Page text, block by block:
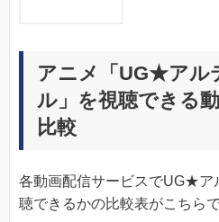
アニメ「UG★アル
ル」を視聴できる
比較
各動画配信サービスでUG★ア
聴できるかの比較表がこちらで